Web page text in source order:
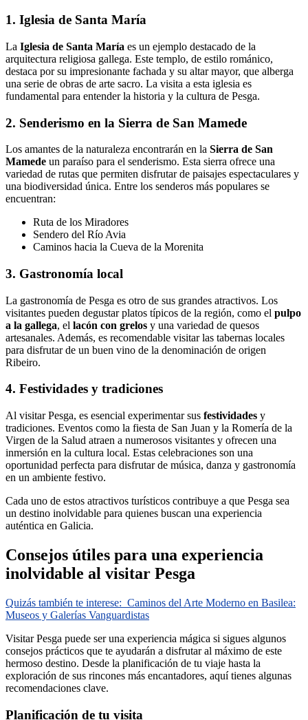
1. Iglesia de Santa María
La Iglesia de Santa María es un ejemplo destacado de la
arquitectura religiosa gallega. Este templo, de estilo románico,
destaca por su impresionante fachada y su altar mayor, que alberga
una serie de obras de arte sacro. La visita a esta iglesia es
fundamental para entender la historia y la cultura de Pesga.
2. Senderismo en la Sierra de San Mamede
Los amantes de la naturaleza encontrarán en la Sierra de San
Mamede un paraíso para el senderismo. Esta sierra ofrece una
variedad de rutas que permiten disfrutar de paisajes espectaculares y
una biodiversidad única. Entre los senderos más populares se
encuentran:
Ruta de los Miradores
Sendero del Río Avia
Caminos hacia la Cueva de la Morenita
3. Gastronomía local
La gastronomía de Pesga es otro de sus grandes atractivos. Los
visitantes pueden degustar platos típicos de la región, como el pulpo
a la gallega, el lacón con grelos y una variedad de quesos
artesanales. Además, es recomendable visitar las tabernas locales
para disfrutar de un buen vino de la denominación de origen
Ribeiro.
4. Festividades y tradiciones
Al visitar Pesga, es esencial experimentar sus festividades y
tradiciones. Eventos como la fiesta de San Juan y la Romería de la
Virgen de la Salud atraen a numerosos visitantes y ofrecen una
inmersión en la cultura local. Estas celebraciones son una
oportunidad perfecta para disfrutar de música, danza y gastronomía
en un ambiente festivo.
Cada uno de estos atractivos turísticos contribuye a que Pesga sea
un destino inolvidable para quienes buscan una experiencia
auténtica en Galicia.
Consejos útiles para una experiencia
inolvidable al visitar Pesga
Quizás también te interese: Caminos del Arte Moderno en Basilea:
Museos y Galerías Vanguardistas
Visitar Pesga puede ser una experiencia mágica si sigues algunos
consejos prácticos que te ayudarán a disfrutar al máximo de este
hermoso destino. Desde la planificación de tu viaje hasta la
exploración de sus rincones más encantadores, aquí tienes algunas
recomendaciones clave.
Planificación de tu visita